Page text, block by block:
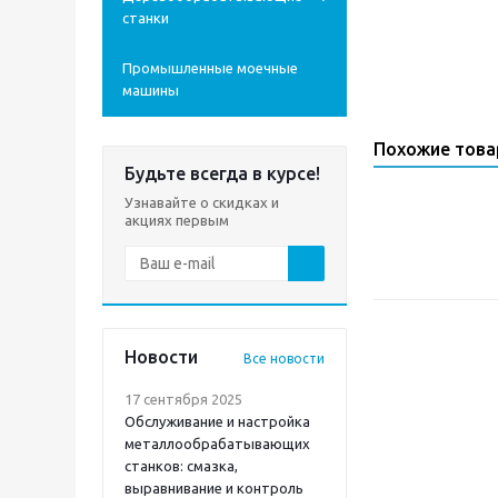
станки
Промышленные моечные
машины
Будьте всегда в курсе!
Узнавайте о скидках и
акциях первым
Новости Все новости
17 сентября 2025
Обслуживание и настройка
металлообрабатывающих
станков: смазка,
выравнивание и контроль
Похожие